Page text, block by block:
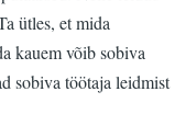
ütles, et mida
kauem võib sobiva
sobiva töötaja leidmist